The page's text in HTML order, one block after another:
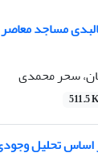
مساجد معاصر
سحر محمدی
511.5
اساس تحلیل